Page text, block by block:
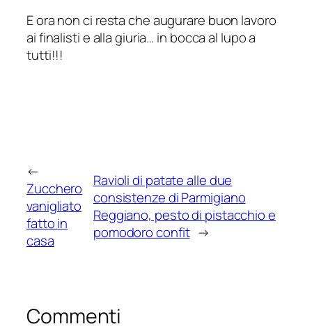
E ora non ci resta che augurare buon lavoro
ai finalisti e alla giuria… in bocca al lupo a
tutti!!!
←
Zucchero
vanigliato
fatto in
casa
Ravioli di patate alle due
consistenze di Parmigiano
Reggiano, pesto di pistacchio e
pomodoro confit →
Commenti